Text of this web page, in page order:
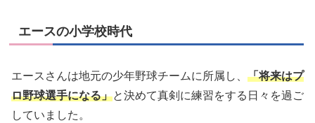
エースの小学校時代
エースさんは地元の少年野球チームに所属し、 「将来はプ
ロ野球選手になる」と決めて真剣に練習をする日々を過ご
していました。